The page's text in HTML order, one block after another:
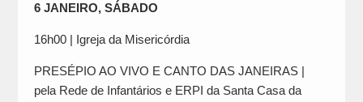
6 JANEIRO, SÁBADO
16h00 | Igreja da Misericórdia
PRESÉPIO AO VIVO E CANTO DAS JANEIRAS |
pela Rede de Infantários e ERPI da Santa Casa da